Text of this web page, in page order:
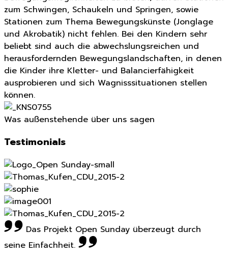
zum Schwingen, Schaukeln und Springen, sowie
Stationen zum Thema Bewegungskünste (Jonglage
und Akrobatik) nicht fehlen. Bei den Kindern sehr
beliebt sind auch die abwechslungsreichen und
herausfordernden Bewegungslandschaften, in denen
die Kinder ihre Kletter- und Balancierfähigkeit
ausprobieren und sich Wagnisssituationen stellen
können.
Was außenstehende über uns sagen
Testimonials
Das Projekt Open Sunday überzeugt durch
seine Einfachheit.